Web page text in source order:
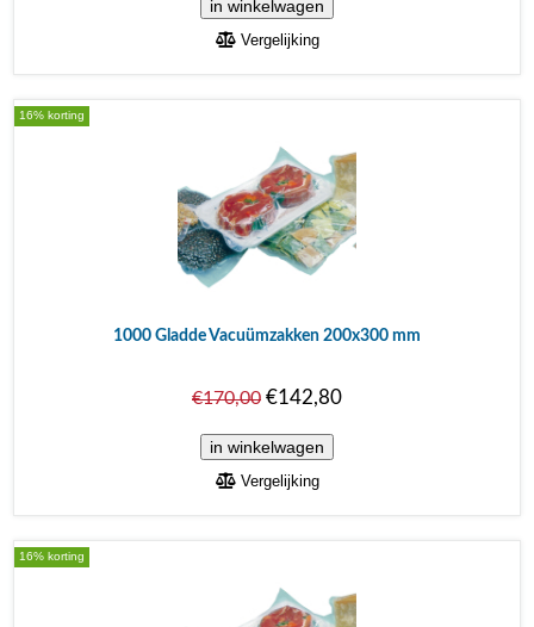
Vergelijking
16% korting
1000 Gladde Vacuümzakken 200x300 mm
€170,00 €142,80
Vergelijking
16% korting